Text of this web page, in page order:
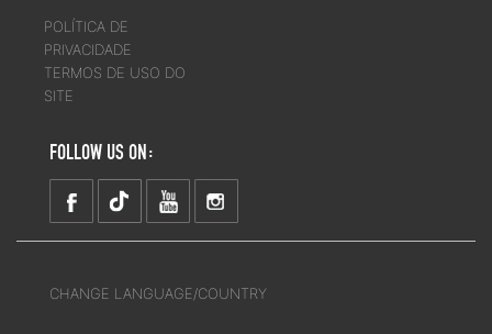
POLÍTICA DE
PRIVACIDADE
TERMOS DE USO DO
SITE
FOLLOW US ON:
CHANGE LANGUAGE/COUNTRY